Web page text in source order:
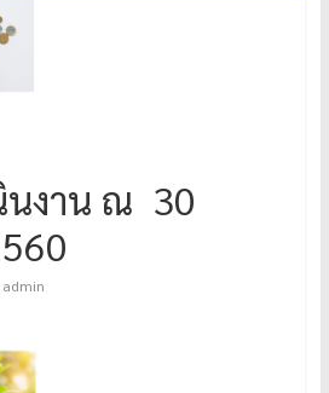
นงาน ณ 30
admin